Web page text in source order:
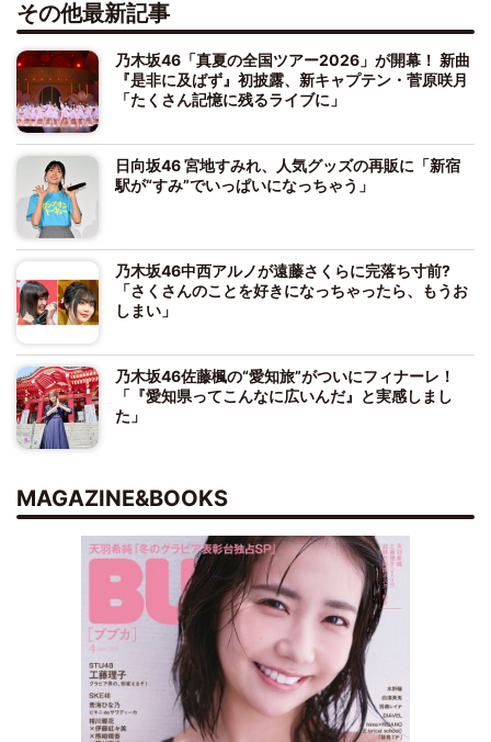
その他最新記事
乃木坂46「真夏の全国ツアー2026」が開幕！ 新曲
『是非に及ばず』初披露、新キャプテン・菅原咲月
「たくさん記憶に残るライブに」
日向坂46 宮地すみれ、人気グッズの再販に「新宿
駅が“すみ”でいっぱいになっちゃう」
乃木坂46中西アルノが遠藤さくらに完落ち寸前?
「さくさんのことを好きになっちゃったら、もうお
しまい」
乃木坂46佐藤楓の“愛知旅”がついにフィナーレ！
「『愛知県ってこんなに広いんだ』と実感しまし
た」
MAGAZINE&BOOKS